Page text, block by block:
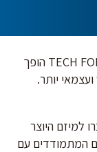
לשים את האדם במרכז – פרויקט TECH FOR HEROES הופך
יותר.
למיזם היוצר
המתמודדים עם